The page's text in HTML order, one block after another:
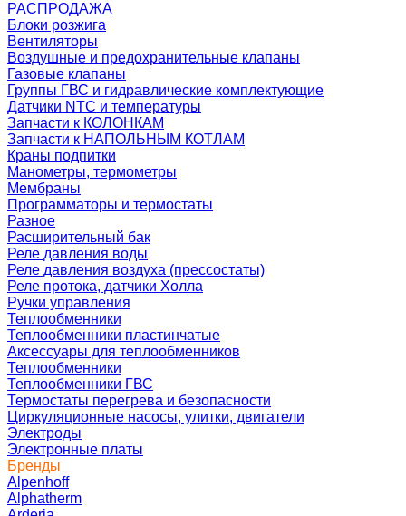
РАСПРОДАЖА
Блоки розжига
Вентиляторы
Воздушные и предохранительные клапаны
Газовые клапаны
Группы ГВС и гидравлические комплектующие
Датчики NTC и температуры
Запчасти к КОЛОНКАМ
Запчасти к НАПОЛЬНЫМ КОТЛАМ
Краны подпитки
Манометры, термометры
Мембраны
Программаторы и термостаты
Разное
Расширительный бак
Реле давления воды
Реле давления воздуха (прессостаты)
Реле протока, датчики Холла
Ручки управления
Теплообменники
Теплообменники пластинчатые
Аксессуары для теплообменников
Теплообменники
Теплообменники ГВС
Термостаты перегрева и безопасности
Циркуляционные насосы, улитки, двигатели
Электроды
Электронные платы
Бренды
Alpenhoff
Alphatherm